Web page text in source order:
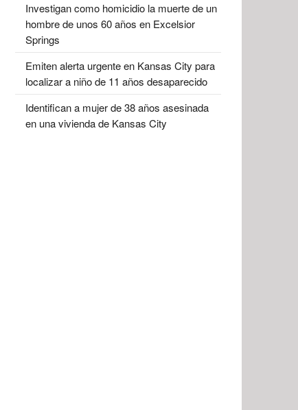
Investigan como homicidio la muerte de un
hombre de unos 60 años en Excelsior
Springs
Emiten alerta urgente en Kansas City para
localizar a niño de 11 años desaparecido
Identifican a mujer de 38 años asesinada
en una vivienda de Kansas City